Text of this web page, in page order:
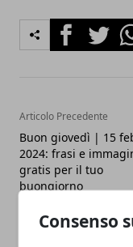
Consenso
FacebookTwitter
Articolo Precedente
Buon giovedì | 15
2024: frasi e
gratis per il tuo
buongiorno